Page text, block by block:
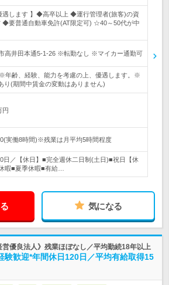
遇します 】◆高卒以上 ◆運行管理者(旅客)の資
◆要普通自動車免許(AT限定可) ☆40～50代が中
高井田本通5-1-26 ※転勤なし ※マイカー通勤可
年齢、経験、能力を考慮の上、優遇します。※
り(期間中賃金の変動はありません)
円
実働8時間)※残業は月平均5時間程度
日／【休日】■完全週休二日制(土日)■祝日【休
暇■夏季休暇■有給…
気になる
優良法人》残業ほぼなし／平均勤続18年以上
験歓迎*年間休日120日／平均有給取得15